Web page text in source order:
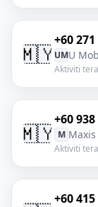
🇲🇾
+60
UMU
Aktiviti
🇲🇾
+60
M Maxis
Aktiviti
+60